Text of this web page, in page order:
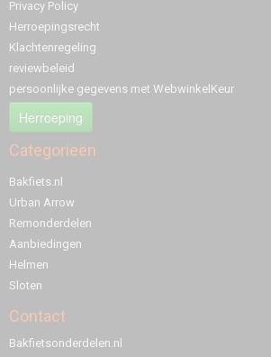
Privacy Policy
Herroepingsrecht
Klachtenregeling
reviewbeleid
persoonlijke gegevens met WebwinkelKeur
Herroeping
Categorieën
Bakfiets.nl
Urban Arrow
Remonderdelen
Aanbiedingen
Helmen
Sloten
Contact
Bakfietsonderdelen.nl